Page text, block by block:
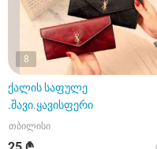
8
ქალის საფულე
.შავი.ყავისფერი
თბილისი